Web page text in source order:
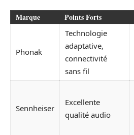
Marque Points Forts
Phonak
Technologie
adaptative,
connectivité
sans fil
Sennheiser
Excellente
qualité audio